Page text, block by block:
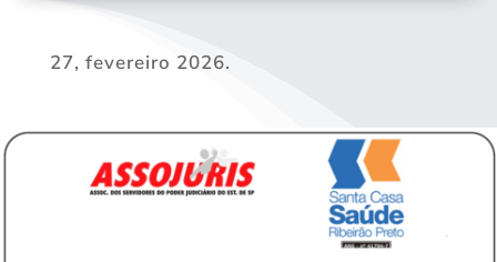
27, fevereiro 2026.